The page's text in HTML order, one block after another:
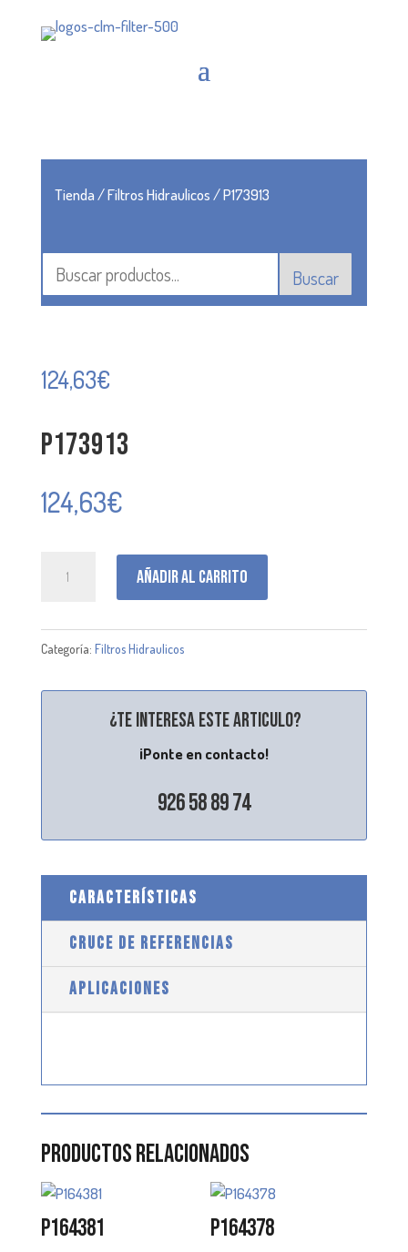
Tienda/Filtros Hidraulicos/ P173913
Buscar
124,63€
P173913
124,63€
Añadir al carrito
Categoría: Filtros Hidraulicos
¿Te interesa este articulo?
¡Ponte en contacto!
926 58 89 74
CARACTERÍSTICAS
CRUCE DE REFERENCIAS
APLICACIONES
Productos relacionados
P164381 P164378